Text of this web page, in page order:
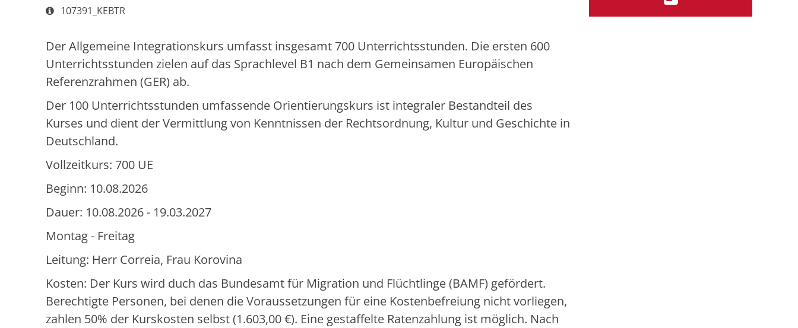
Art bzw. Nummer:
107391_KEBTR
Der Allgemeine Integrationskurs umfasst insgesamt 700 Unterrichtsstunden. Die ersten 600
Unterrichtsstunden zielen auf das Sprachlevel B1 nach dem Gemeinsamen Europäischen
Referenzrahmen (GER) ab.
Der 100 Unterrichtsstunden umfassende Orientierungskurs ist integraler Bestandteil des
Kurses und dient der Vermittlung von Kenntnissen der Rechtsordnung, Kultur und Geschichte in
Deutschland.
Vollzeitkurs: 700 UE
Beginn: 10.08.2026
Dauer: 10.08.2026 - 19.03.2027
Montag - Freitag
Leitung: Herr Correia, Frau Korovina
Kosten: Der Kurs wird duch das Bundesamt für Migration und Flüchtlinge (BAMF) gefördert.
Berechtigte Personen, bei denen die Voraussetzungen für eine Kostenbefreiung nicht vorliegen,
zahlen 50% der Kurskosten selbst (1.603,00 €). Eine gestaffelte Ratenzahlung ist möglich. Nach